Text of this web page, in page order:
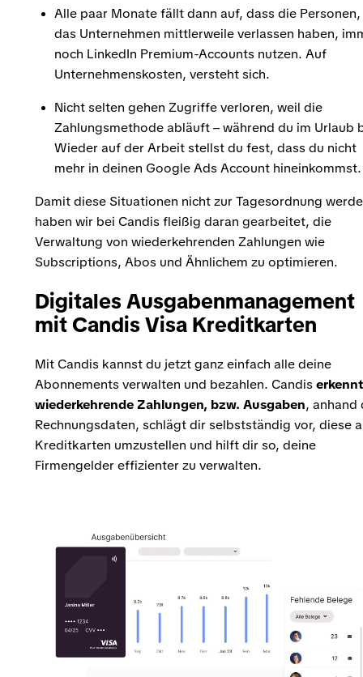
Alle paar Monate fällt dann auf, dass die
das Unternehmen mittlerweile verlassen haben,
noch LinkedIn Premium-Accounts nutzen. Auf
Unternehmenskosten, versteht sich.
Nicht selten gehen Zugriffe verloren, weil die
Zahlungsmethode abläuft – während du im Urlaub
Wieder auf der Arbeit stellst du fest, dass du nicht
mehr in deinen Google Ads Account hineinkommst.
Damit diese Situationen nicht zur Tagesordnung
haben wir bei Candis fleißig daran gearbeitet, die
Verwaltung von wiederkehrenden Zahlungen wie
Subscriptions, Abos und Ähnlichem zu optimieren.
Digitales Ausgabenmanagement
mit Candis Visa Kreditkarten
Mit Candis kannst du jetzt ganz einfach alle deine
Abonnements verwalten und bezahlen. Candis erkennt
wiederkehrende Zahlungen, bzw. Ausgaben, anhand
Rechnungsdaten, schlägt dir selbstständig vor, diese
Kreditkarten umzustellen und hilft dir so, deine
Firmengelder effizienter zu verwalten.